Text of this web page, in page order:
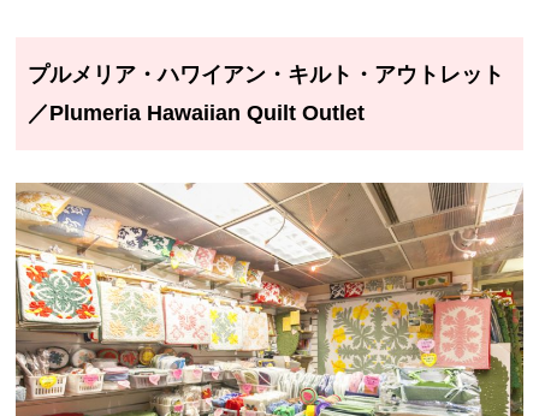
プルメリア・ハワイアン・キルト・アウトレット
／Plumeria Hawaiian Quilt Outlet